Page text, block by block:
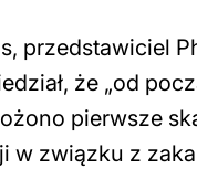
przedstawiciel
że „od
pierwsze
w związku z